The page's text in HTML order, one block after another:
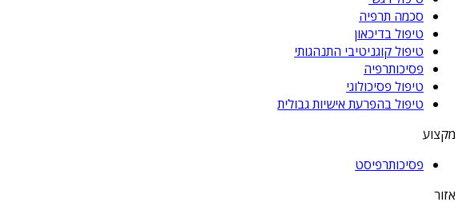
סכמה תרפיה
טיפול בדיכאון
טיפול קוגניטיבי התנהגותי
פסיכותרפיה
טיפול פסיכולוגי
טיפול בהפרעת אישיות גבולית
מקצוע
פסיכותרפיסט
אזור